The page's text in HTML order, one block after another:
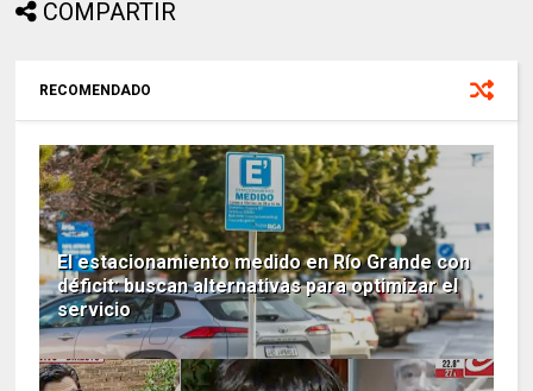
COMPARTIR
RECOMENDADO
El estacionamiento medido en Río Grande con
déficit: buscan alternativas para optimizar el
servicio